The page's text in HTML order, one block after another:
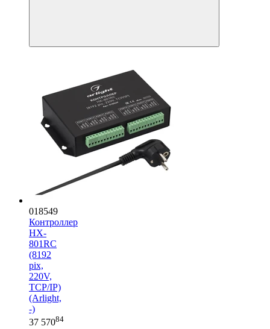
018549
Контроллер
HX-
801RC
(8192
pix,
220V,
TCP/IP)
(Arlight,
-)
37 57084